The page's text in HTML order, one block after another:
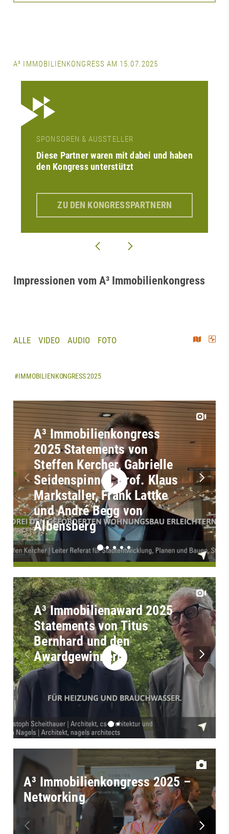
A³ IMMOBILIENKONGRESS AM 15.07.2025
SPONSOREN & AUSSTELLER
Diese Partner waren mit dabei und haben
den Kongress unterstützt
ZU DEN KONGRESSPARTNERN
Impressionen vom A³ Immobilienkongress
ALLE VIDEO AUDIO FOTO
#IMMOBILIENKONGRESS 2025
A³ Immobilienkongress
2025 Statements von
Steffen Kercher, Gabrielle
Seidenspinner, Prof. Klaus
Markstaller, Frank Lattke
und André Begg von
Albensberg
A³ Immobilienaward 2025
Statements von Titus
Bernhard und den
Awardgewinnern
A³ Immobilienkongress 2025 –
Networking